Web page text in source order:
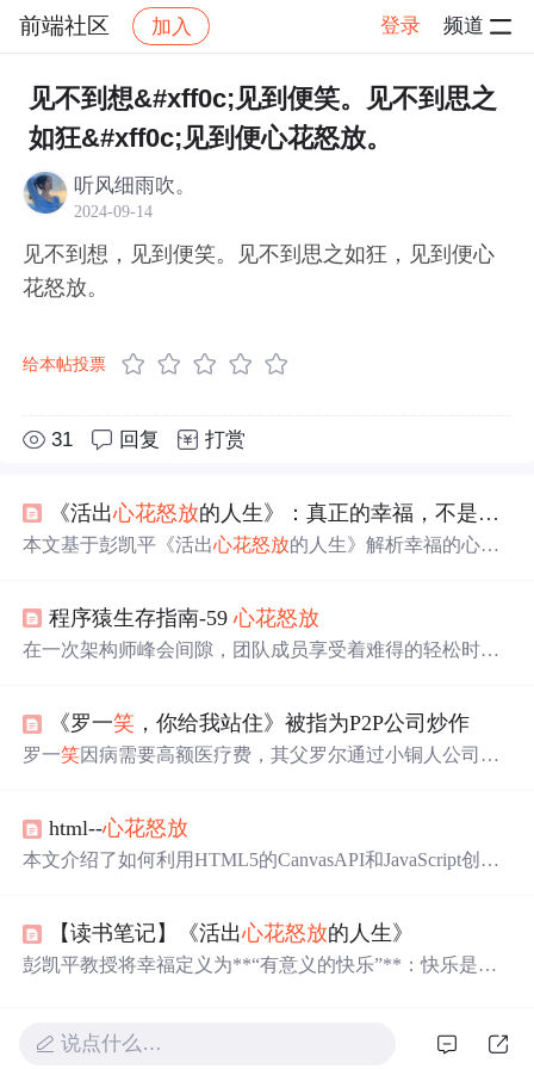
前端社区 加入 登录 频道
社区 前端社区 感慨 帖子详情
见不到想&#xff0c;见到便笑。见不到思之
如狂&#xff0c;见到便心花怒放。
听风细雨吹。
2024-09-14
见不到想，见到便笑。见不到思之如狂，见到便心
花怒放。
给本帖投票
31 回复 打赏
《活出心花怒放的人生》：真正的幸福，不是不比较，而是会“比”
本文基于彭凯平《活出心花怒放的人生》解析幸福的心理
常生活中持续获取有意义的快乐。
程序猿生存指南-59心花怒放
在一次架构师峰会间隙，团队成员享受着难得的轻松时
面功夫，而是源自内心的阳光。在工作之余，一场朋友聚
会带来了欢乐，分享着各自的生活状态，展现了现代都市
《罗一笑 ，你给我站住》被指为P2P公司炒作
罗一笑因病需要高额医疗费，其父罗尔通过小铜人公司的
医疗费用的实际需求遭到质疑。
html--心花怒放
本文介绍了如何利用HTML5的CanvasAPI和JavaScript创建
【读书笔记】《活出心花怒放的人生》
彭凯平教授将幸福定义为**“有意义的快乐”**：快乐是基
足，而是需要意义的支撑。这一定义也体现了中华民族的
说点什么…